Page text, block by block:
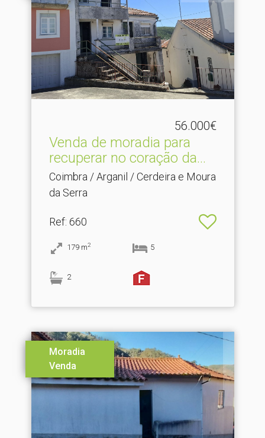
56.000€
Venda de moradia para
recuperar no coração da.​..
Coimbra / Arganil / Cerdeira e Moura
da Serra
Ref: 660
179 m2 5
2
Moradia
Venda